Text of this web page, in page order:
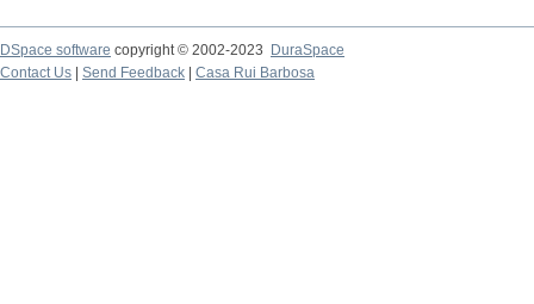
DSpace software copyright © 2002-2023
DuraSpace
Contact Us
Send Feedback Casa Rui Barbosa